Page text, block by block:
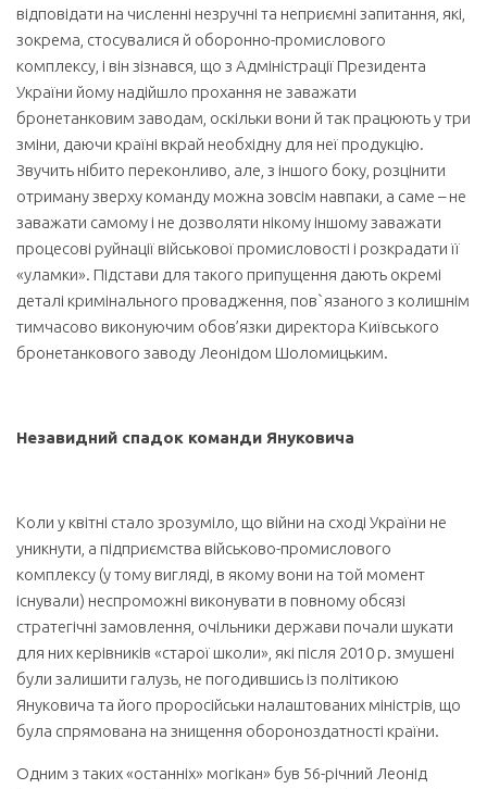
відповідати на численні незручні та неприємні запитання, які,
зокрема, стосувалися й оборонно-промислового
комплексу, і він зізнався, що з Адміністрації Президента
України йому надійшло прохання не заважати
бронетанковим заводам, оскільки вони й так працюють у три
зміни, даючи країні вкрай необхідну для неї продукцію.
Звучить нібито переконливо, але, з іншого боку, розцінити
отриману зверху команду можна зовсім навпаки, а саме – не
заважати самому і не дозволяти нікому іншому заважати
процесові руйнації військової промисловості і розкрадати її
«уламки». Підстави для такого припущення дають окремі
деталі кримінального провадження, пов`язаного з колишнім
тимчасово виконуючим обов’язки директора Київського
бронетанкового заводу Леонідом Шоломицьким.
Незавидний спадок команди Януковича
Коли у квітні стало зрозуміло, що війни на сході України не
уникнути, а підприємства військово-промислового
комплексу (у тому вигляді, в якому вони на той момент
існували) неспроможні виконувати в повному обсязі
стратегічні замовлення, очільники держави почали шукати
для них керівників «старої школи», які після 2010 р. змушені
були залишити галузь, не погодившись із політикою
Януковича та його проросійськи налаштованих міністрів, що
була спрямована на знищення обороноздатності країни.
Одним з таких «останніх» могікан» був 56-річний Леонід